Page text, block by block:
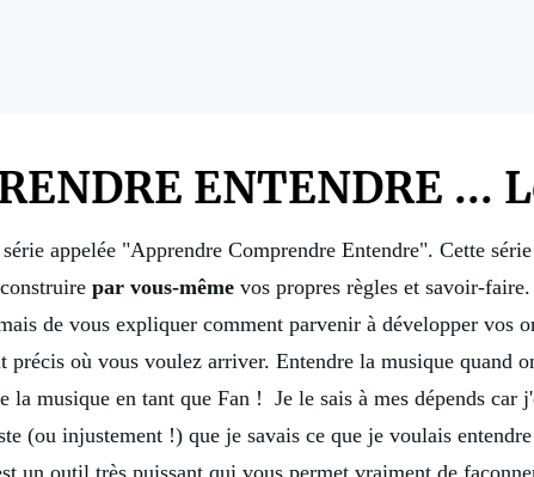
ENTENDRE ...
appelée "Apprendre Comprendre Entendre". Cette
par vous-même vos propres règles et savoir-
de vous expliquer comment parvenir à développer vos
où vous voulez arriver. Entendre la musique quand
musique en tant que Fan ! Je le sais à mes dépends car
(ou injustement !) que je savais ce que je voulais
un outil très puissant qui vous permet vraiment de